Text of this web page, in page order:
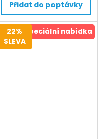
-
20m³/h
množství
Přidat do poptávky
Speciální nabídka
22%
SLEVA